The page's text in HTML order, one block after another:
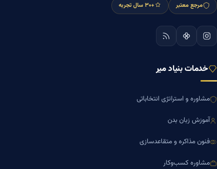
مرجع معتبر +۳۰ سال تجربه
خدمات بنیاد میر
مشاوره و استراتژی انتخاباتی
آموزش زبان بدن
فنون مذاکره و متقاعدسازی
مشاوره کسب‌وکار